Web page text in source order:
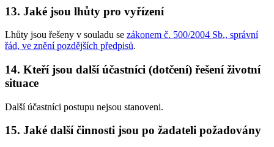
13. Jaké jsou lhůty pro vyřízení
Lhůty jsou řešeny v souladu se zákonem č. 500/2004 Sb., správní
řád, ve znění pozdějších předpisů.
14. Kteří jsou další účastníci (dotčení) řešení životní
situace
Další účastníci postupu nejsou stanoveni.
15. Jaké další činnosti jsou po žadateli požadovány